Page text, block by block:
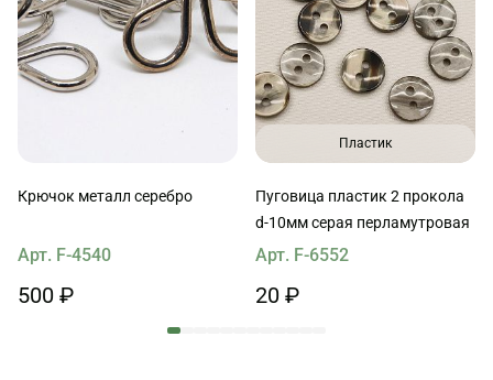
Крючок металл серебро
Арт. F-4540
500 ₽
Пластик
Пуговица пластик 2 прокола
d-10мм серая перламутровая
Арт. F-6552
20 ₽